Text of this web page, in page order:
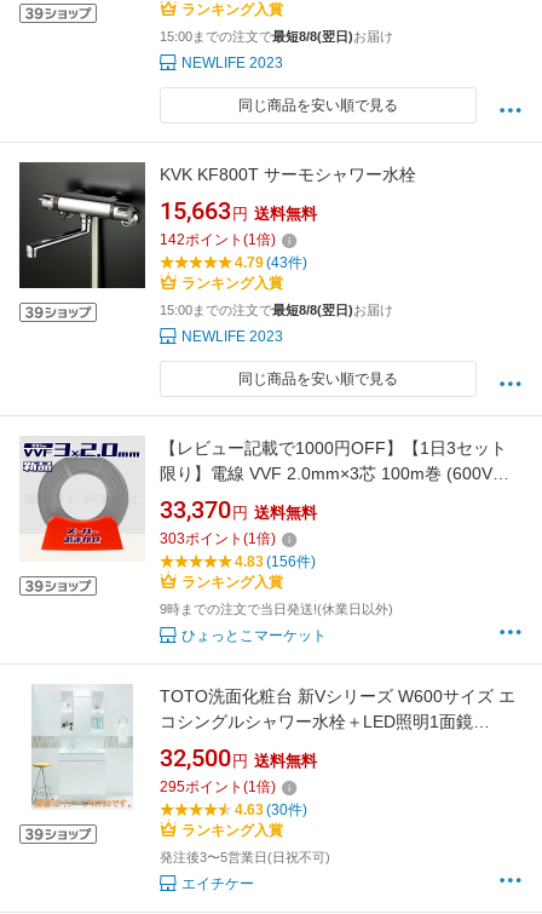
ランキング入賞
15:00までの注文で最短8/8(翌日)お届け
NEWLIFE 2023
同じ商品を安い順で見る
KVK KF800T サーモシャワー水栓
15,663 円 送料無料
142ポイント (1倍)
4.79(43件)
ランキング入賞
15:00までの注文で最短8/8(翌日)お届け
NEWLIFE 2023
同じ商品を安い順で見る
【レビュー記載で1000円OFF】【1日3セット
限り】電線 VVF 2.0mm×3芯 100m巻 (600V灰
色) 【国内メーカー 矢崎・富士・住電HST・
弥栄・愛知・協和・カワイからおまかせ発送】
Va線 電線パラダイスは即日発送｜vvf2.0-3c
100m｜vvf2.0 3c｜
33,370 円 送料無料
303ポイント (1倍)
4.83(156件)
ランキング入賞
9時までの注文で当日発送!(休業日以外)
ひょっとこマーケット
TOTO洗面化粧台 新Vシリーズ W600サイズ エ
コシングルシャワー水栓＋LED照明1面鏡
（LDPB060BAGEN2A+LMPB060B1GDG1G）
送料無料
32,500 円 送料無料
295ポイント (1倍)
4.63(30件)
ランキング入賞
発注後3〜5営業日(日祝不可)
エイチケー